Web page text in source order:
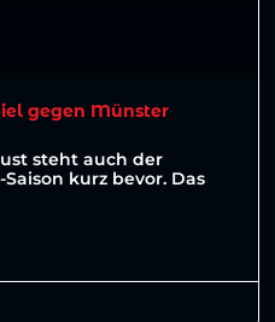
gegen Münster
steht auch der
kurz bevor. Das